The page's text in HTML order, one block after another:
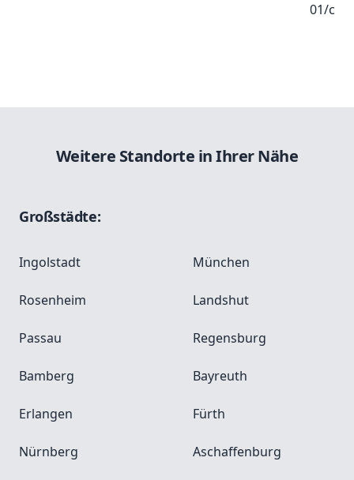
01/c
Weitere Standorte in Ihrer Nähe
Großstädte:
Ingolstadt München
Rosenheim Landshut
Passau Regensburg
Bamberg Bayreuth
Erlangen Fürth
Nürnberg Aschaffenburg